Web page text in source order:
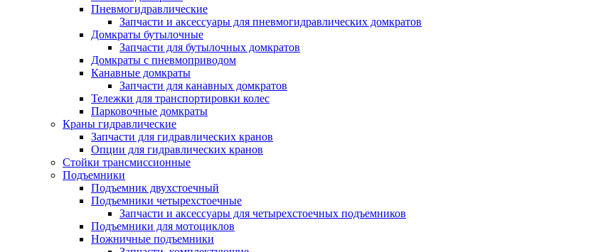
Пневмогидравлические
Запчасти и аксессуары для пневмогидравлических домкратов
Домкраты бутылочные
Запчасти для бутылочных домкратов
Домкраты с пневмоприводом
Канавные домкраты
Запчасти для канавных домкратов
Тележки для транспортировки колес
Парковочные домкраты
Краны гидравлические
Запчасти для гидравлических кранов
Опции для гидравлических кранов
Стойки трансмиссионные
Подъемники
Подъемник двухстоечный
Подъемники четырехстоечные
Запчасти и аксессуары для четырехстоечных подъемников
Подъемники для мотоциклов
Ножничные подъемники